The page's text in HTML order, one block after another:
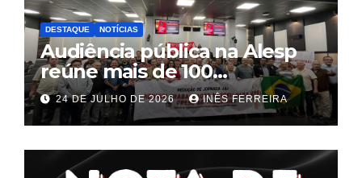
DESTAQUE NOTÍCIAS
Audiência pública na Alesp
reúne mais de 100
trabalhadores e define pauta
unificada para a hotelaria e
gastronomia
24 DE JULHO DE 2026 INÊS FERREIRA